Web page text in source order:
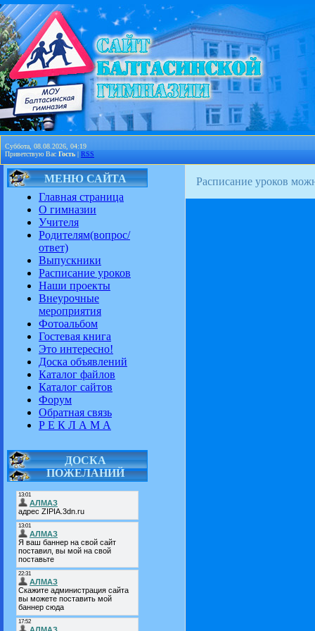
Суббота, 08.08.2026, 04:19
Приветствую Вас Гость | RSS
МЕНЮ САЙТА
Главная страница
О гимназии
Учителя
Родителям(вопрос/
ответ)
Выпускники
Расписание уроков
Наши проекты
Внеурочные
мероприятия
Фотоальбом
Гостевая книга
Это интересно!
Доска объявлений
Каталог файлов
Каталог сайтов
Форум
Обратная связь
Р Е К Л А М А
ДОСКА
ПОЖЕЛАНИЙ
Расписание уроков